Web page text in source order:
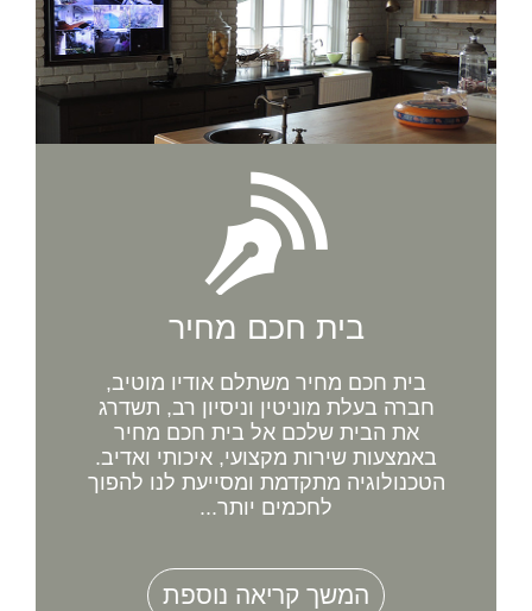
בית חכם מחיר
בית חכם מחיר משתלם אודיו מוטיב,
חברה בעלת מוניטין וניסיון רב, תשדרג
את הבית שלכם אל בית חכם מחיר
באמצעות שירות מקצועי, איכותי ואדיב.
הטכנולוגיה מתקדמת ומסייעת לנו להפוך
לחכמים יותר...
המשך קריאה נוספת